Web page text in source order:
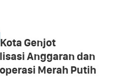
Genjot
Anggaran dan
Merah Putih